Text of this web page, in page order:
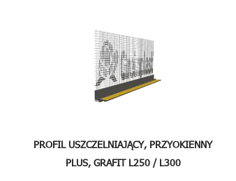
PROFIL USZCZELNIAJĄCY, PRZYOKIENNY
PLUS, GRAFIT L250 / L300